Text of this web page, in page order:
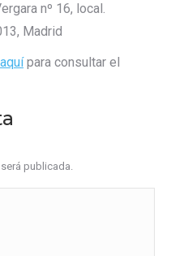
nº 16, local.
Madrid
aquípara consultar el
publicada.